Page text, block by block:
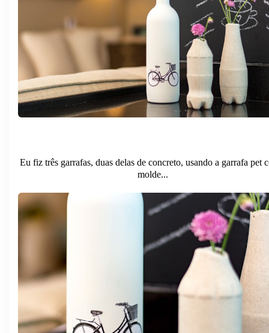
Eu fiz três garrafas, duas delas de concreto, usando a garrafa pet
molde...